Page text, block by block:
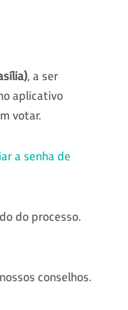
, a ser
aplicativo
votar.
a senha de
do processo.
conselhos.